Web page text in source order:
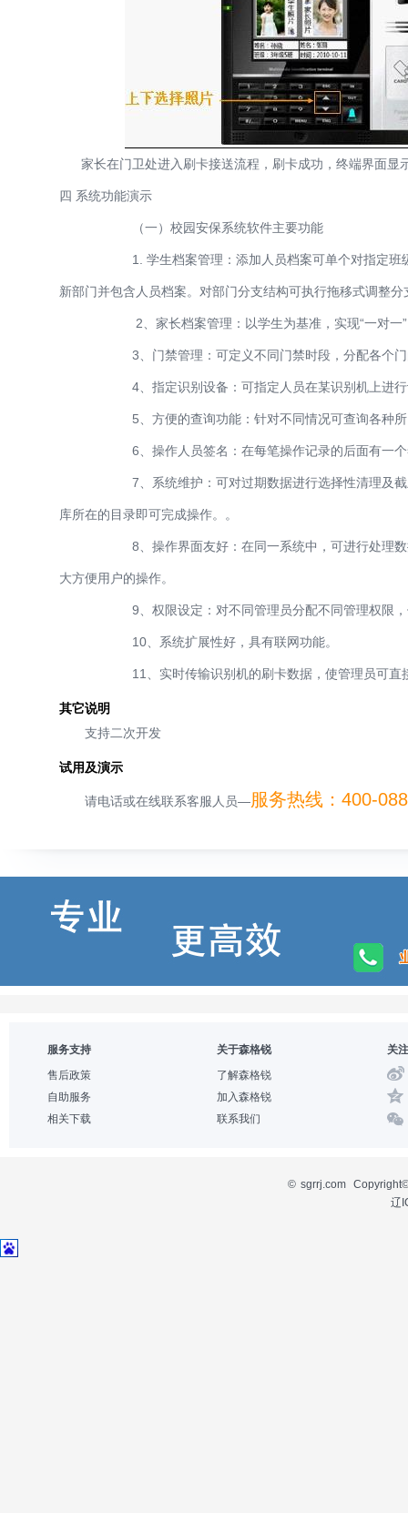
家长在门卫处进入刷卡接送流程，刷卡成功，终端界面显
四 系统功能演示
（一）校园安保系统软件主要功能
1. 学生档案管理：添加人员档案可单个对指定班级添
新部门并包含人员档案。对部门分支结构可执行拖移式调整分
2、家长档案管理：以学生为基准，实现“一对一” 或 “
3、门禁管理：可定义不同门禁时段，分配各个门的常
4、指定识别设备：可指定人员在某识别机上进行识
5、方便的查询功能：针对不同情况可查询各种所需要
6、操作人员签名：在每笔操作记录的后面有一个签
7、系统维护：可对过期数据进行选择性清理及截止日
库所在的目录即可完成操作。。
8、操作界面友好：在同一系统中，可进行处理数据、
大方便用户的操作。
9、权限设定：对不同管理员分配不同管理权限，使
10、系统扩展性好，具有联网功能。
11、实时传输识别机的刷卡数据，使管理员可直接
其它说明
支持二次开发
试用及演示
请电话或在线联系客服人员—服务热线：400-
服务支持
售后政策
自助服务
相关下载
关于森格锐
了解森格锐
加入森格锐
联系我们
关
© sgrrj.com
辽